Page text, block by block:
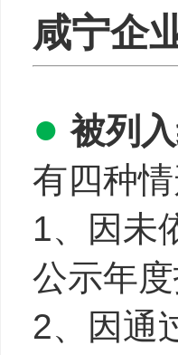
咸宁企
●被列
有四种情
1、因未
公示年
2、因通